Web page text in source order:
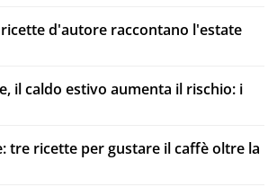
ricette d'autore raccontano l'estate
il caldo estivo aumenta il rischio: i
tre ricette per gustare il caffè oltre la